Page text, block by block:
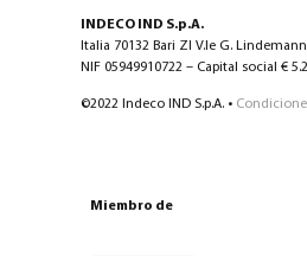
INDECO IND S.p.A.
Italia 70132 Bari ZI V.le G.
NIF 05949910722 – Capital social €
©2022 Indeco IND S.p.A. •
Miembro de